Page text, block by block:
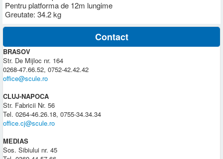
Pentru platforma de 12m lungime
Greutate: 34.2 kg
Contact
BRASOV
Str. De Mijloc nr. 164
0268-47.66.52, 0752-42.42.42
office@scule.ro
CLUJ-NAPOCA
Str. Fabricii Nr. 56
Tel. 0264-46.26.18, 0755-34.34.34
office.cj@scule.ro
MEDIAS
Sos. Sibiului nr. 45